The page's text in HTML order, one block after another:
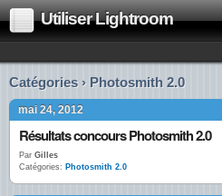
Utiliser Lightroom
Catégories › Photosmith 2.0
mai 24, 2012
Résultats concours Photosmith 2.0
Par Gilles
Catégories: Photosmith 2.0